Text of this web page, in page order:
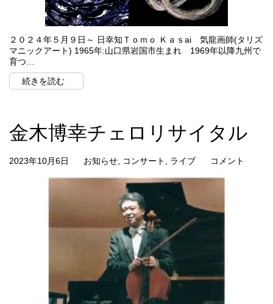
２０２４年５月９日～ 日幸知Ｔｏｍｏ Ｋａｓai 気龍画師(タリズ
マニックアート) 1965年:山口県岩国市生まれ 1969年以降九州で
育つ…
続きを読む
金木博幸チェロリサイタル
2023年10月6日 お知らせ コンサート ライブ コメント